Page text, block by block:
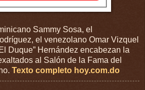
Sammy Sosa, el
el venezolano Omar Vizquel
Duque” Hernández encabezan la
al Salón de la Fama del
Texto completo hoy.com.do